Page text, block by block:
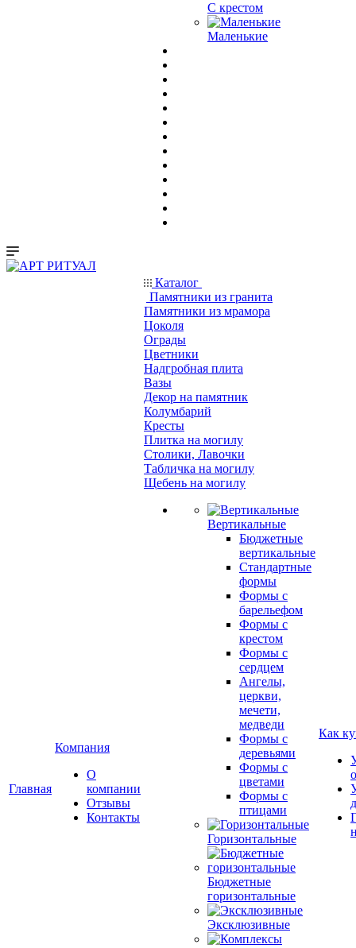
С крестом
Маленькие
Главная
Компания
О
компании
Отзывы
Контакты
Каталог
Памятники из гранита
Памятники из мрамора
Цоколя
Ограды
Цветники
Надгробная плита
Вазы
Декор на памятник
Колумбарий
Кресты
Плитка на могилу
Столики, Лавочки
Табличка на могилу
Щебень на могилу
Вертикальные
Бюджетные
вертикальные
Стандартные
формы
Формы с
барельефом
Формы с
крестом
Формы с
сердцем
Ангелы,
церкви,
мечети,
медведи
Формы с
деревьями
Формы с
цветами
Формы с
птицами
Горизонтальные
Бюджетные
горизонтальные
Эксклюзивные
Как